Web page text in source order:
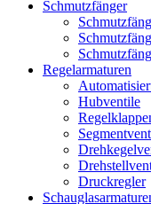
Schmutzfänger
Regelarmaturen
Hubventile
Druckregler